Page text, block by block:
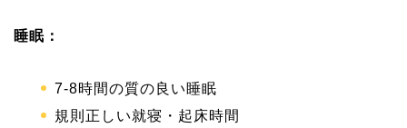
睡眠：
7-8時間の質の良い睡眠
規則正しい就寝・起床時間